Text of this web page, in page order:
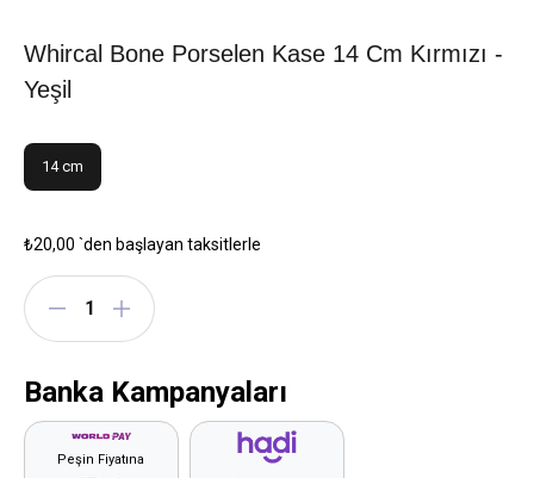
Whircal Bone Porselen Kase 14 Cm Kırmızı -
Yeşil
14 cm
₺20,00 `den başlayan taksitlerle
Banka Kampanyaları
Peşin Fiyatına